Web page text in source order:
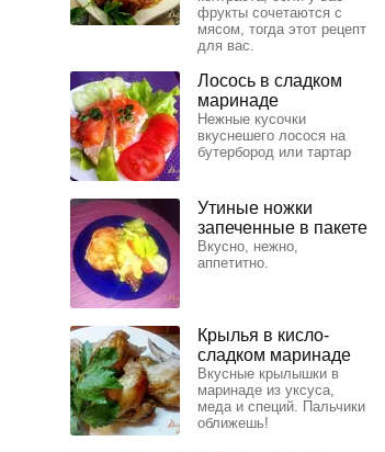
фрукты сочетаются с
мясом, тогда этот рецепт
для вас.
Лосось в сладком
маринаде
Нежные кусочки
вкуснешего лосося на
бутербород или тартар
Утиные ножки
запеченные в пакете
Вкусно, нежно,
аппетитно.
Крылья в кисло-
сладком маринаде
Вкусные крылышки в
маринаде из уксуса,
меда и специй. Пальчики
оближешь!